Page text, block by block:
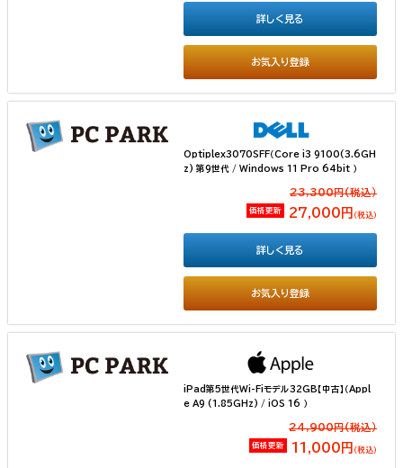
お気入り登録
詳しく見る
Optiplex3070SFF（Core i3 9100(3.6GH
z) 第9世代 / Windows 11 Pro 64bit ）
23,300円(税込）
価格更新 27,000円 （税込）
お気入り登録
詳しく見る
iPad第5世代Wi-Fiモデル32GB【中古】（Appl
e A9 (1.85GHz) / iOS 16 ）
24,900円(税込）
価格更新 11,000円 （税込）